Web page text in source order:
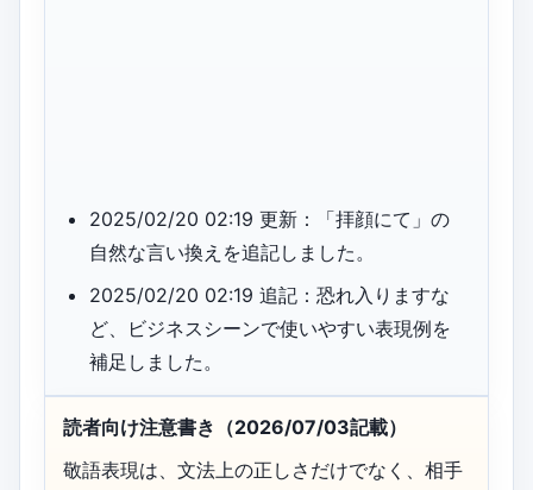
2025/02/20 02:19 更新：「拝顔にて」の
自然な言い換えを追記しました。
2025/02/20 02:19 追記：恐れ入りますな
ど、ビジネスシーンで使いやすい表現例を
補足しました。
読者向け注意書き（2026/07/03記載）
敬語表現は、文法上の正しさだけでなく、相手